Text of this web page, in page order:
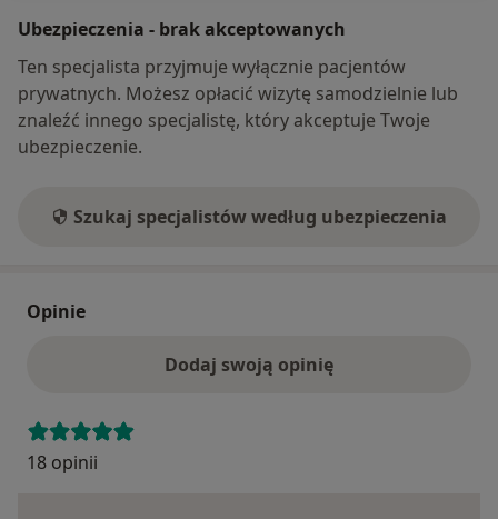
Ubezpieczenia - brak akceptowanych
Ten specjalista przyjmuje wyłącznie pacjentów
prywatnych. Możesz opłacić wizytę samodzielnie lub
znaleźć innego specjalistę, który akceptuje Twoje
ubezpieczenie.
Szukaj specjalistów według ubezpieczenia
Opinie
Dodaj swoją opinię
18 opinii